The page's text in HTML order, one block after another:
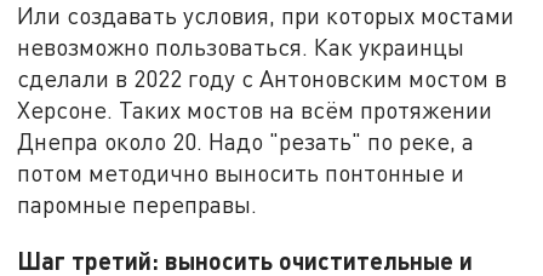
Или создавать условия, при которых мостами
невозможно пользоваться. Как украинцы
сделали в 2022 году с Антоновским мостом в
Херсоне. Таких мостов на всём протяжении
Днепра около 20. Надо "резать" по реке, а
потом методично выносить понтонные и
паромные переправы.
Шаг третий: выносить очистительные и